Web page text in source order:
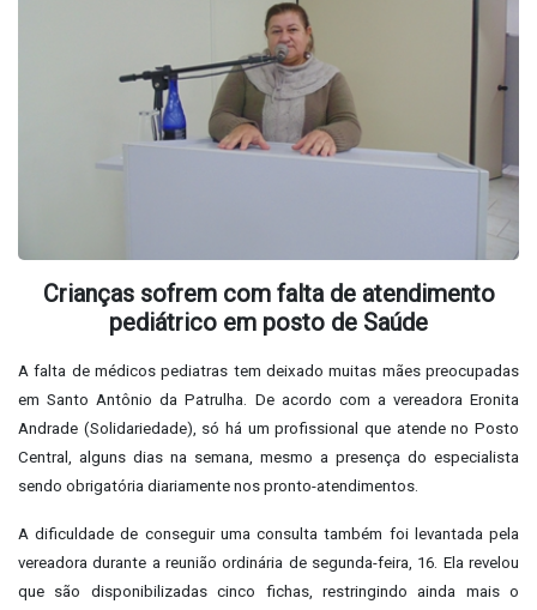
Crianças sofrem com falta de atendimento
pediátrico em posto de Saúde
A falta de médicos pediatras tem deixado muitas mães preocupadas
em Santo Antônio da Patrulha. De acordo com a vereadora Eronita
Andrade (Solidariedade), só há um profissional que atende no Posto
Central, alguns dias na semana, mesmo a presença do especialista
sendo obrigatória diariamente nos pronto-atendimentos.
A dificuldade de conseguir uma consulta também foi levantada pela
vereadora durante a reunião ordinária de segunda-feira, 16. Ela revelou
que são disponibilizadas cinco fichas, restringindo ainda mais o